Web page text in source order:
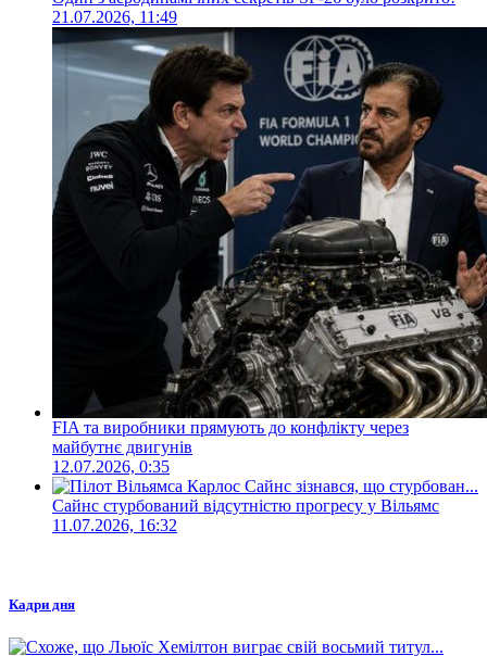
21.07.2026, 11:49
FIA та виробники прямують до конфлікту через
майбутнє двигунів
12.07.2026, 0:35
Сайнс стурбований відсутністю прогресу у Вільямс
11.07.2026, 16:32
Кадри дня